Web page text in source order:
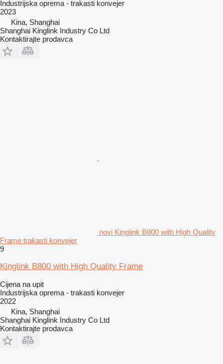
Industrijska oprema - trakasti konvejer
2023
Kina, Shanghai
Shanghai Kinglink Industry Co Ltd
Kontaktirajte prodavca
novi Kinglink B800 with High Quality
Frame trakasti konvejer
9
Kinglink B800 with High Quality Frame
Cijena na upit
Industrijska oprema - trakasti konvejer
2022
Kina, Shanghai
Shanghai Kinglink Industry Co Ltd
Kontaktirajte prodavca